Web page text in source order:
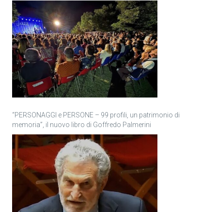
“PERSONAGGI e PERSONE – 99 profili, un patrimonio di
memoria”, il nuovo libro di Goffredo Palmerini